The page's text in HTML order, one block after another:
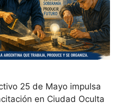
25 de Mayo impulsa
en Ciudad Oculta